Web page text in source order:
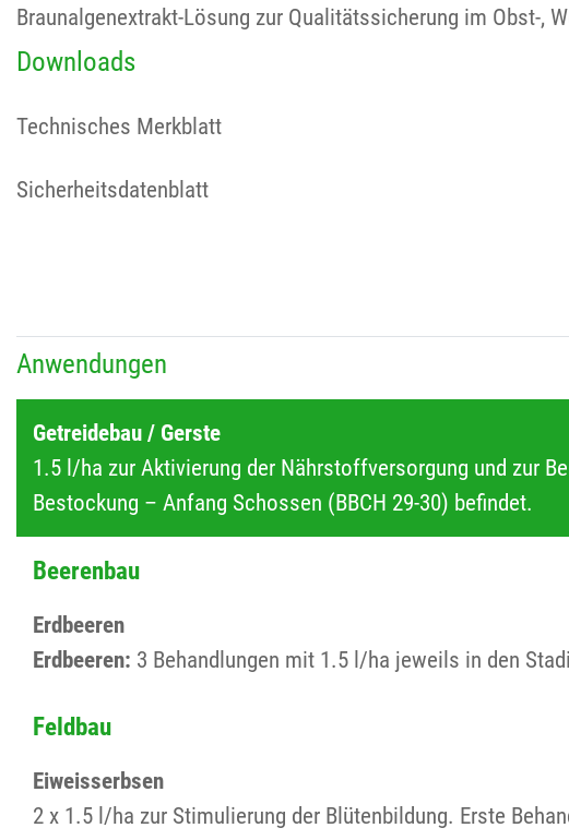
Braunalgenextrakt-Lösung zur Qualitätssicherung im Obst-,
Downloads
Technisches Merkblatt
Sicherheitsdatenblatt
Anwendungen
Getreidebau / Gerste
1.5 l/ha zur Aktivierung der Nährstoffversorgung und zur
Bestockung – Anfang Schossen (BBCH 29-30) befindet.
Beerenbau
Erdbeeren
Erdbeeren: 3 Behandlungen mit 1.5 l/ha jeweils in den
Feldbau
Eiweisserbsen
2 x 1.5 l/ha zur Stimulierung der Blütenbildung. Erste